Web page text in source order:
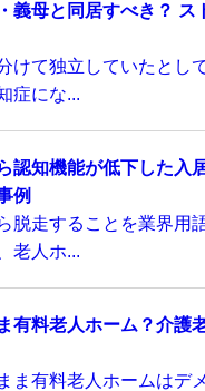
義母と同居すべき？ ス
けて独立していたとし
症にな...
認知機能が低下した
例
脱走することを業界用
老人ホ...
有料老人ホーム？介護
ま有料老人ホームはデ